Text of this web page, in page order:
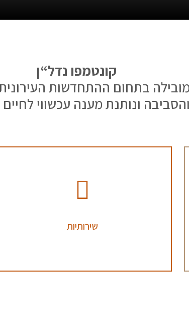
קונטמפו נדל“ן
בתחום ההתחדשות
ונותנת מענה עכשווי לחיים
שירותיות